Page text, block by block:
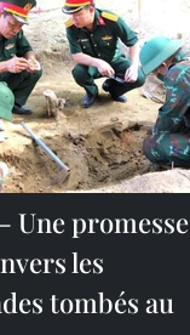
Une promesse
les
tombés au